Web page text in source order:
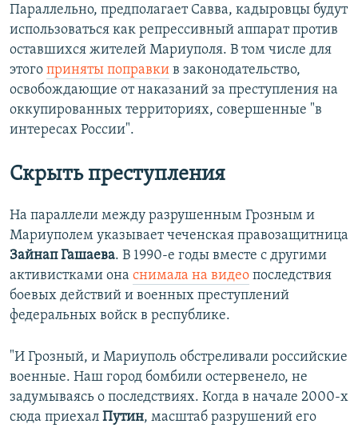
Параллельно, предполагает Савва, кадыровцы будут
использоваться как репрессивный аппарат против
оставшихся жителей Мариуполя. В том числе для
этого приняты поправки в законодательство,
освобождающие от наказаний за преступления на
оккупированных территориях, совершенные "в
интересах России".
Скрыть преступления
На параллели между разрушенным Грозным и
Мариуполем указывает чеченская правозащитница
Зайнап Гашаева. В 1990-е годы вместе с другими
активистками она снимала на видео последствия
боевых действий и военных преступлений
федеральных войск в республике.
"И Грозный, и Мариуполь обстреливали российские
военные. Наш город бомбили остервенело, не
задумываясь о последствиях. Когда в начале 2000-х
сюда приехал Путин, масштаб разрушений его